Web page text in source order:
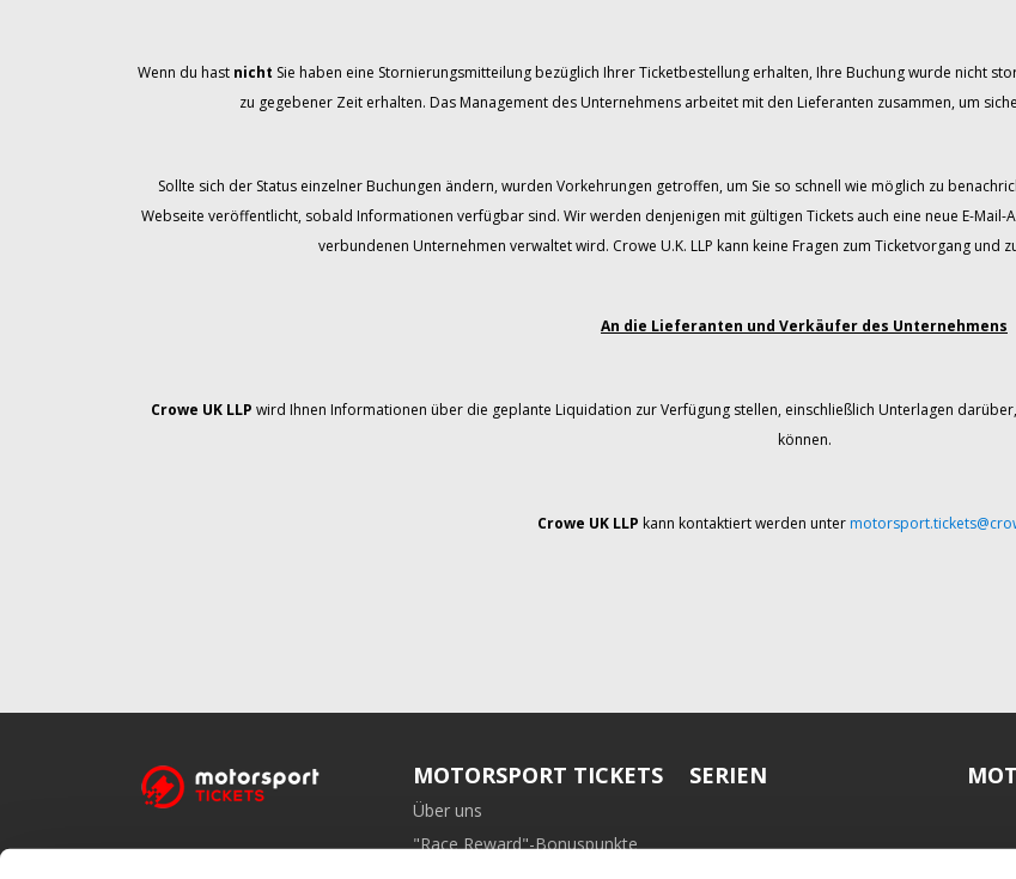
Wenn du hast nicht Sie haben eine Stornierungsmitteilung bezüglich Ihrer Ticketbestellung erhalten, Ihre Buchung wurde nicht
zu gegebener Zeit erhalten. Das Management des Unternehmens arbeitet mit den Lieferanten zusammen, um
Sollte sich der Status einzelner Buchungen ändern, wurden Vorkehrungen getroffen, um Sie so schnell wie möglich zu
Webseite veröffentlicht, sobald Informationen verfügbar sind. Wir werden denjenigen mit gültigen Tickets auch eine neue E-
verbundenen Unternehmen verwaltet wird. Crowe U.K. LLP kann keine Fragen zum Ticketvorgang und
An die Lieferanten und Verkäufer des Unternehmens
Crowe UK LLP wird Ihnen Informationen über die geplante Liquidation zur Verfügung stellen, einschließlich Unterlagen
können.
Crowe UK LLP kann kontaktiert werden unter
MOTORSPORT TICKETS
Über uns
"Race Reward"-Bonuspunkte
SERIEN